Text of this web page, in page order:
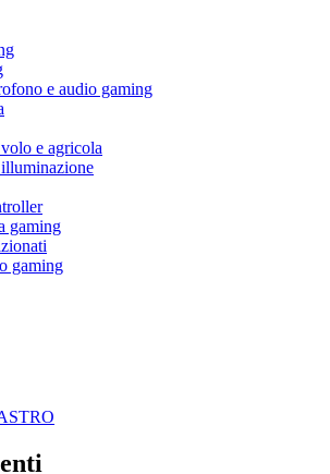
e audio gaming
e agricola
gaming
gaming